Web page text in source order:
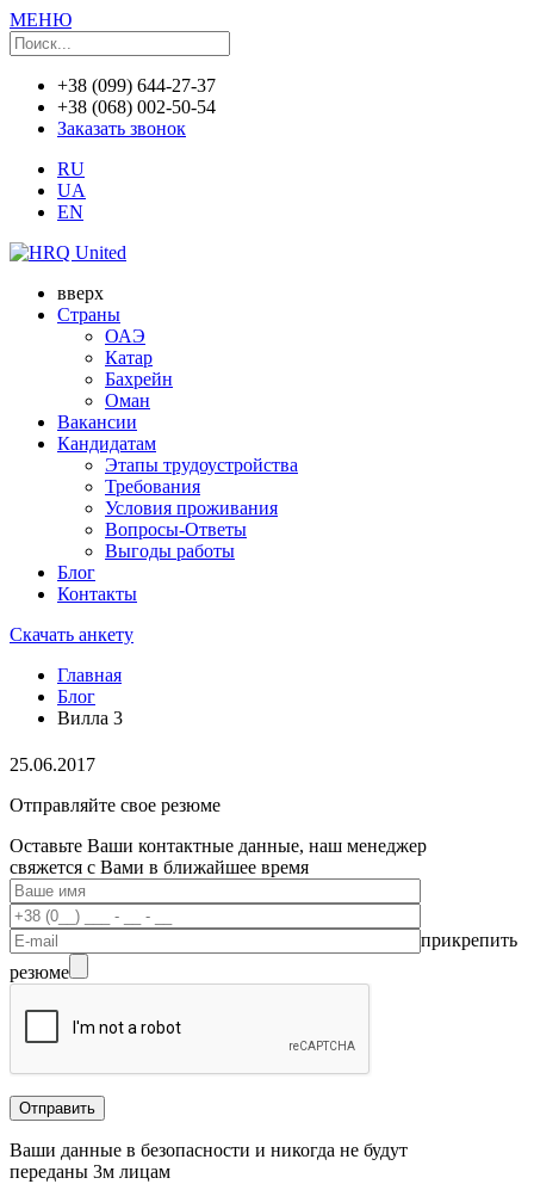
МЕНЮ
+38 (099) 644-27-37
+38 (068) 002-50-54
Заказать звонок
RU
UA
EN
вверх
Страны
ОАЭ
Катар
Бахрейн
Оман
Вакансии
Кандидатам
Этапы трудоустройства
Требования
Условия проживания
Вопросы-Ответы
Выгоды работы
Блог
Контакты
Скачать анкету
Главная
Блог
Вилла 3
25.06.2017
Отправляйте свое резюме
Оставьте Ваши контактные данные, наш менеджер
свяжется с Вами в ближайшее время
прикрепить
резюме
Ваши данные в безопасности и никогда не будут
переданы 3м лицам